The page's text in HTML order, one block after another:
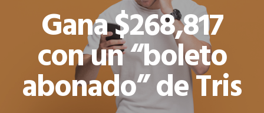
Gana $268,817
con un “boleto
abonado” de Tris